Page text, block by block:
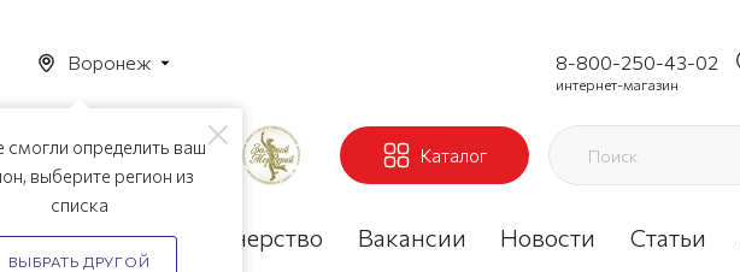
Воронеж
определить ваш
выберите регион из
списка
ВЫБРАТЬ ДРУГОЙ
8-800-250-43-02
интернет-магазин
Каталог
Акции Партнерство Вакансии Новости Статьи